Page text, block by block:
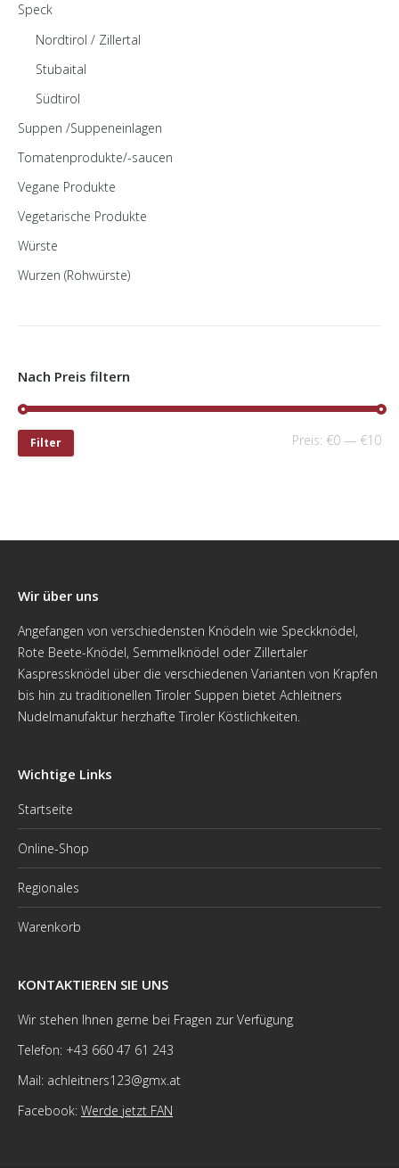
Speck
Nordtirol / Zillertal
Stubaital
Südtirol
Suppen /Suppeneinlagen
Tomatenprodukte/-saucen
Vegane Produkte
Vegetarische Produkte
Würste
Wurzen (Rohwürste)
Nach Preis filtern
Filter Preis: €0 — €10
Wir über uns
Angefangen von verschiedensten Knödeln wie Speckknödel,
Rote Beete-Knödel, Semmelknödel oder Zillertaler
Kaspressknödel über die verschiedenen Varianten von Krapfen
bis hin zu traditionellen Tiroler Suppen bietet Achleitners
Nudelmanufaktur herzhafte Tiroler Köstlichkeiten.
Wichtige Links
Startseite
Online-Shop
Regionales
Warenkorb
KONTAKTIEREN SIE UNS
Wir stehen Ihnen gerne bei Fragen zur Verfügung
Telefon: +43 660 47 61 243
Mail: achleitners123@gmx.at
Facebook: Werde jetzt FAN